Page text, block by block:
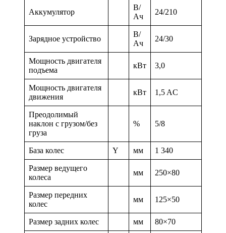
Аккумулятор
В/
Ач
24/210
Зарядное устройство
В/
Ач
24/30
Мощность двигателя
подъема
кВт 3,0
Мощность двигателя
движения
кВт 1,5 AC
Преодолимый
наклон с грузом/без
груза
% 5/8
База колес Y мм 1 340
Размер ведущего
колеса
мм 250×80
Размер передних
колес
мм 125×50
Размер задних колес мм 80×70